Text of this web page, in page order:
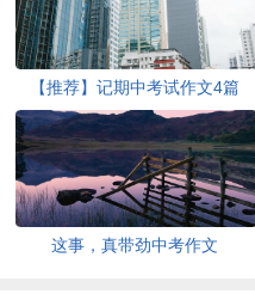
【推荐】记期中考试作文4篇
这事，真带劲中考作文